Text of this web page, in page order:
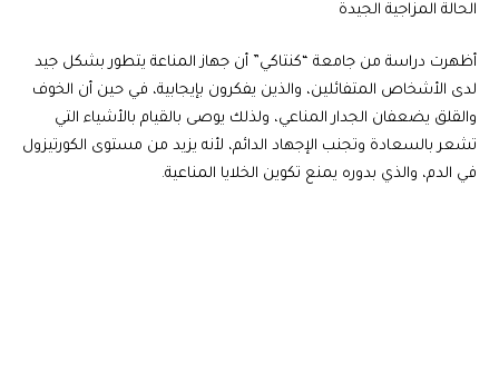
الحالة المزاجية الجيدة
أظهرت دراسة من جامعة “كنتاكي” أن جهاز المناعة يتطور بشكل جيد
لدى الأشخاص المتفائلين، والذين يفكرون بإيجابية، في حين أن الخوف
والقلق يضعفان الجدار المناعي، ولذلك يوصى بالقيام بالأشياء التي
تشعر بالسعادة وتجنب الإجهاد الدائم، لأنه يزيد من مستوى الكورتيزول
في الدم، والذي بدوره يمنع تكوين الخلايا المناعية.